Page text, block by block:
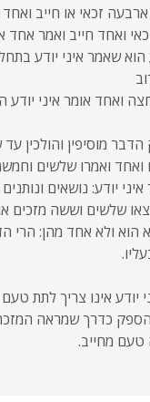
זכאי או חייב ואחד
ואחד חייב ואמר אחד
הוא שאמר איני יודע
ואחד אומר איני יודע
מוסיפין והולכין
ואחד ואמרו שלשים
יודע: נושאים
שלשים וששה מזכים או
הוא ולא אחד מהן: הרי
יודע אינו צריך לתת טעם
כדרך שמראה
טעם מחייב.